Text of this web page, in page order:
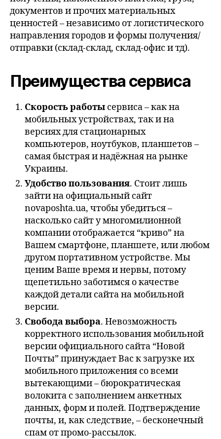
документов и прочих материальных
ценностей – независимо от логистического
направления городов и формы получения/
отправки (склад-склад, склад-офис и тд).
Преимущества сервиса
Скорость работы сервиса – как на
мобильных устройствах, так и на
версиях для стационарных
компьютеров, ноутбуков, планшетов –
самая быстрая и надёжная на рынке
Украины.
Удобство пользования. Стоит лишь
зайти на официальный сайт
novaposhta.ua, чтобы убедиться –
насколько сайт у многомилионной
компании отображается “криво” на
Вашем смартфоне, планшете, или любом
другом портативном устройстве. Мы
ценим Ваше время и нервы, потому
щепетильно заботимся о качестве
каждой детали сайта на мобильной
версии.
Свобода выбора. Невозможность
корректного использования мобильной
версии официального сайта “Новой
Почты” принуждает Вас к загрузке их
мобильного приложения со всеми
вытекающими – бюрократическая
волокита с заполнением анкетных
данных, форм и полей. Подтверждение
почты, и, как следствие, – бесконечный
спам от промо-рассылок.